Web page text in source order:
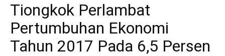
Tiongkok Perlambat
Pertumbuhan Ekonomi
Tahun 2017 Pada 6,5 Persen